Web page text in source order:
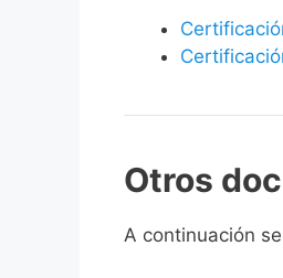
Otros
A continuación